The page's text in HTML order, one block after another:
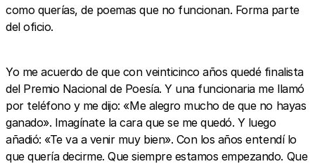
como querías, de poemas que no funcionan. Forma parte
del oficio.
Yo me acuerdo de que con veinticinco años quedé finalista
del Premio Nacional de Poesía. Y una funcionaria me llamó
por teléfono y me dijo: «Me alegro mucho de que no hayas
ganado». Imagínate la cara que se me quedó. Y luego
añadió: «Te va a venir muy bien». Con los años entendí lo
que quería decirme. Que siempre estamos empezando. Que